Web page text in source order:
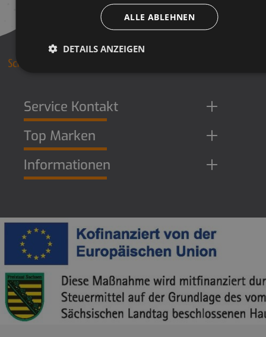
Service Kontakt
Top Marken
Informationen
ALLE ABLEHNEN
DETAILS ANZEIGEN